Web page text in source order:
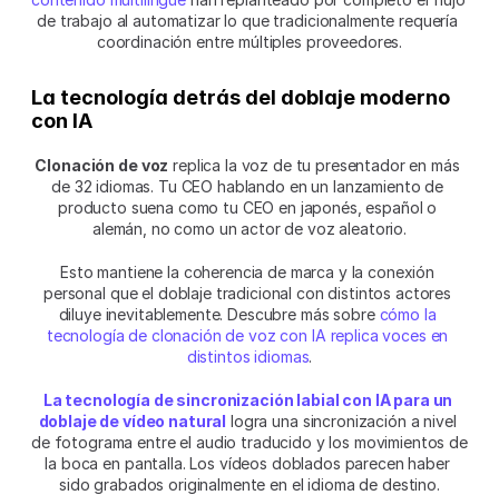
de trabajo al automatizar lo que tradicionalmente requería
coordinación entre múltiples proveedores.
La tecnología detrás del doblaje moderno
con IA
Clonación de voz replica la voz de tu presentador en más
de 32 idiomas. Tu CEO hablando en un lanzamiento de
producto suena como tu CEO en japonés, español o
alemán, no como un actor de voz aleatorio.
Esto mantiene la coherencia de marca y la conexión
personal que el doblaje tradicional con distintos actores
diluye inevitablemente. Descubre más sobre cómo la
tecnología de clonación de voz con IA replica voces en
distintos idiomas.
La tecnología de sincronización labial con IA para un
doblaje de vídeo natural logra una sincronización a nivel
de fotograma entre el audio traducido y los movimientos de
la boca en pantalla. Los vídeos doblados parecen haber
sido grabados originalmente en el idioma de destino.